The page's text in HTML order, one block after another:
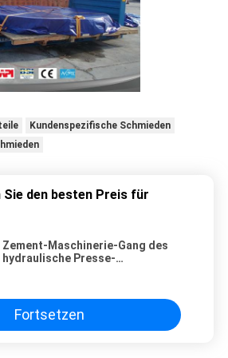
Kundenspezifische Schmieden
Sie den besten Preis für
Zement-Maschinerie-Gang des
hydraulische Presse-
Fortsetzen